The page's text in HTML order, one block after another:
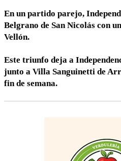
En un partido parejo,
Belgrano de San Nicolás con
Vellón.
Este triunfo deja a
junto a Villa Sanguinetti de
fin de semana.